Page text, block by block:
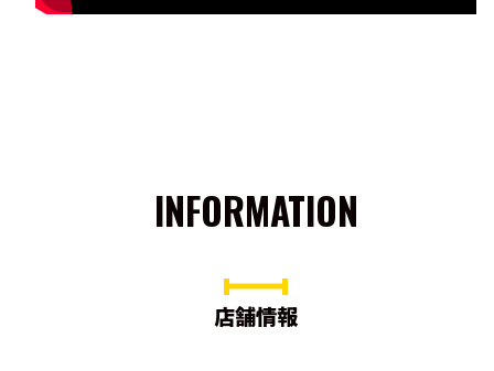
INFORMATION
店舗情報